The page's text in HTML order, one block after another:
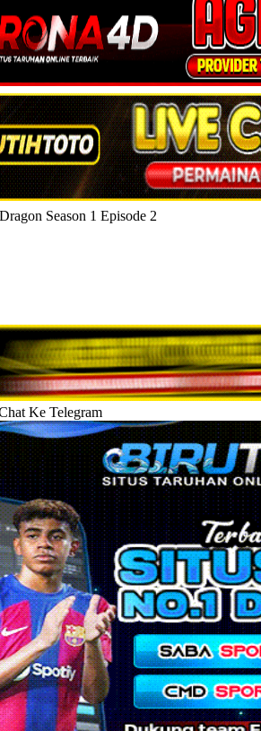
Season 1 Episode 2
Ke Telegram